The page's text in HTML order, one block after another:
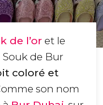
de l’or et le
Souk de Bur
coloré et
son nom